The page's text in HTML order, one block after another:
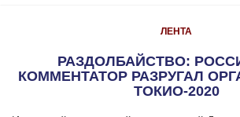
ЛЕНТА
РАЗДОЛБАЙСТВО:
КОММЕНТАТОР РАЗРУГАЛ
ТОКИО-2020